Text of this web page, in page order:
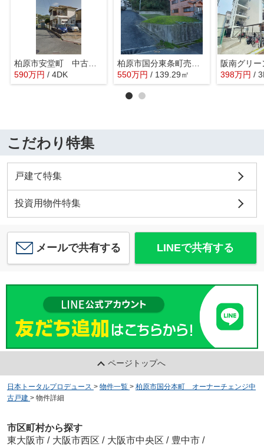
柏原市安堂町 中古戸建 オーナーチェンジ
590万円 / 4DK
550万円 / 139.29㎡ 398万円 /
こだわり特集
戸建て特集
投資用物件特集
メールで共有する LINEで共有する
ページトップへ
日本トータルプロデュース > 物件一覧 > 柏原市国分本町 オーナーチェンジ中
古戸建 > 物件詳細
市区町村から探す
東大阪市 / 大阪市西区 / 大阪市中央区 / 豊中市 /